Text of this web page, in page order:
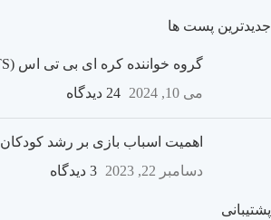
جدیدترین پست ها
گروه خواننده کره ای بی تی اس (BTS)
می 10, 2024
24 دیدگاه
اهمیت اسباب بازی بر رشد کودکان
دسامبر 22, 2023
3 دیدگاه
پشتیبانی